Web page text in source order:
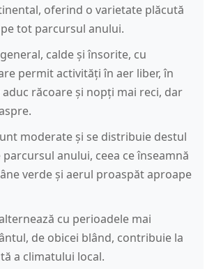
oferind o varietate plăcută
tot parcursul anului.
calde și însorite, cu
permit activități în aer liber, în
răcoare și nopți mai reci, dar
moderate și se distribuie destul
anului, ceea ce înseamnă
verde și aerul proaspăt aproape
cu perioadele mai
de obicei blând, contribuie la
a climatului local.